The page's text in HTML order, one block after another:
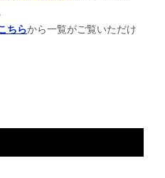
ちらから一覧がご覧いただけ